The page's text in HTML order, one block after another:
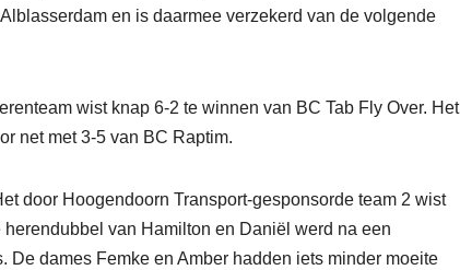
en is daarmee verzekerd van de volgende
wist knap 6-2 te winnen van BC Tab Fly Over. Het
net met 3-5 van BC Raptim.
door Hoogendoorn Transport-gesponsorde team 2 wist
van Hamilton en Daniël werd na een
dames Femke en Amber hadden iets minder moeite